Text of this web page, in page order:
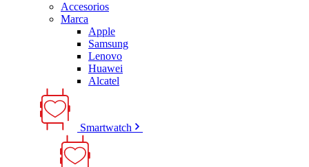
Accesorios
Marca
Apple
Samsung
Lenovo
Huawei
Alcatel
Smartwatch